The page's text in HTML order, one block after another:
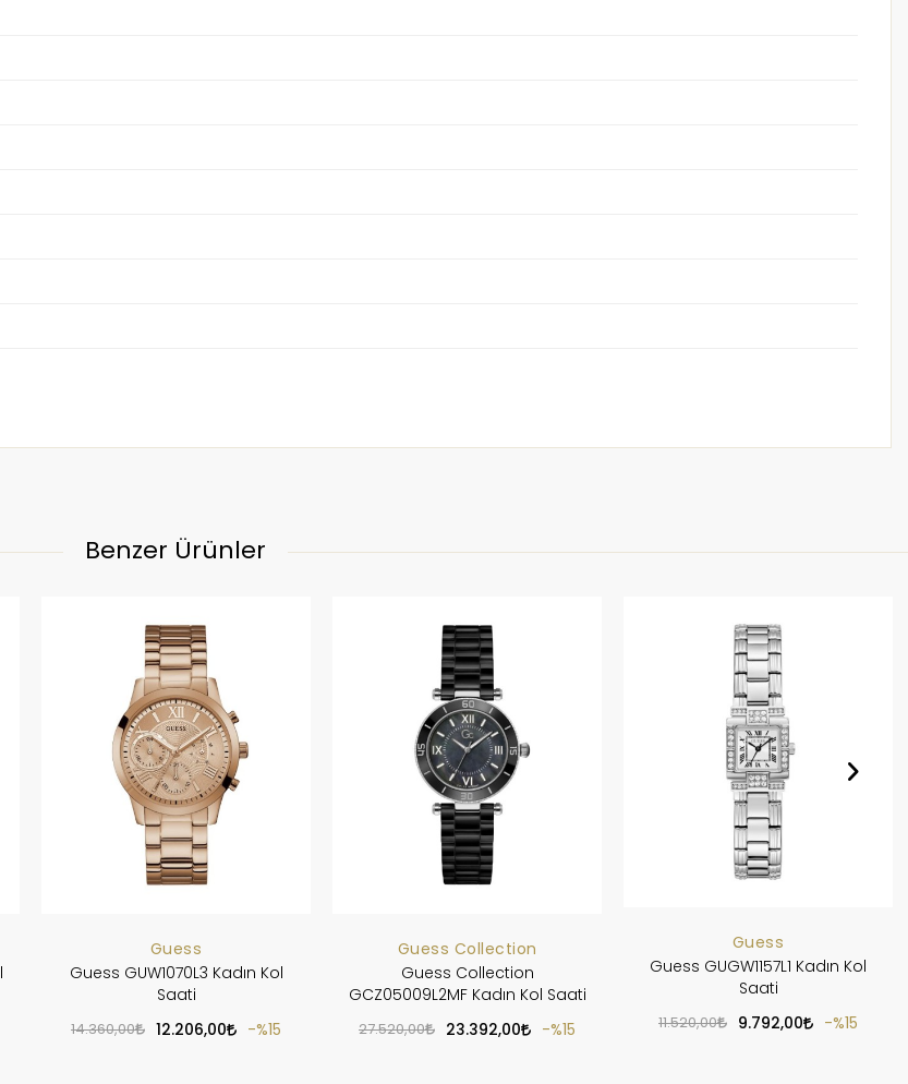
Benzer Ürünler
Guess
Guess GUW1070L3 Kadın Kol
Saati
14.360,00 12.206,00 %15
Guess Collection
Guess Collection
GCZ05009L2MF Kadın Kol Saati
27.520,00 23.392,00 %15
Guess
Guess GUGW1157L1 Kadın Kol
Saati
11.520,00 9.792,00 %15